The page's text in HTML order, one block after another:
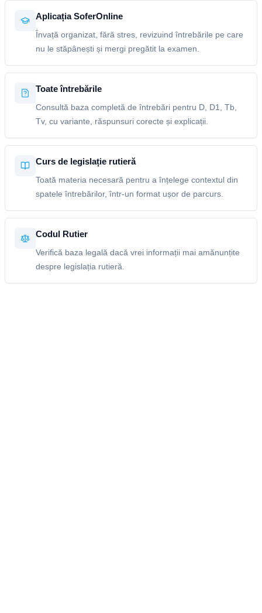
Aplicația SoferOnline
Învață organizat, fără stres, revizuind întrebările pe care
nu le stăpânești și mergi pregătit la examen.
Toate întrebările
Consultă baza completă de întrebări pentru D, D1, Tb,
Tv, cu variante, răspunsuri corecte și explicații.
Curs de legislație rutieră
Toată materia necesară pentru a înțelege contextul din
spatele întrebărilor, într-un format ușor de parcurs.
Codul Rutier
Verifică baza legală dacă vrei informații mai amănunțite
despre legislația rutieră.